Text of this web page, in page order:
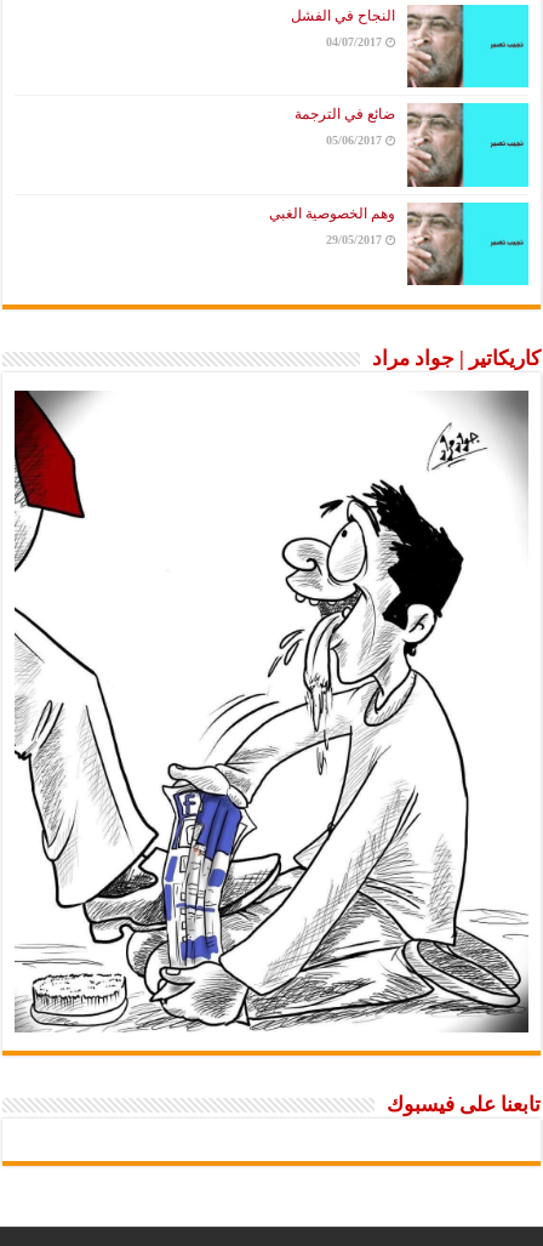
النجاح في الفشل
04/07/2017
ضائع في الترجمة
05/06/2017
وهم الخصوصية الغبي
29/05/2017
كاريكاتير | جواد مراد
تابعنا على فيسبوك